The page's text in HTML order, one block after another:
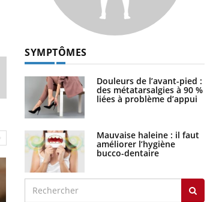
SYMPTÔMES
Douleurs de l’avant-pied :
des métatarsalgies à 90 %
liées à problème d’appui
Mauvaise haleine : il faut
améliorer l’hygiène
bucco-dentaire